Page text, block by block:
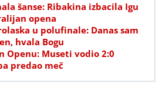
šanse: Ribakina izbacila Igu
opena
u polufinale: Danas sam
hvala Bogu
Openu: Museti vodio 2:0
predao meč